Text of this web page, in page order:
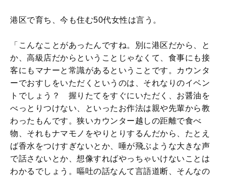
港区で育ち、今も住む50代女性は言う。
「こんなことがあったんですね。別に港区だから、と
か、高級店だからということじゃなくて、食事にも接
客にもマナーと常識があるということです。カウンタ
ーでおすしをいただくというのは、それなりのイベン
トでしょう？ 握りたてをすぐにいただく、お醤油を
べっとりつけない、といったお作法は親や先輩から教
わったもんです。狭いカウンター越しの距離で食べ
物、それもナマモノをやりとりするんだから、たとえ
ば香水をつけすぎないとか、唾が飛ぶような大きな声
で話さないとか、想像すればやっちゃいけないことは
わかるでしょう。嘔吐の話なんて言語道断、そんなの